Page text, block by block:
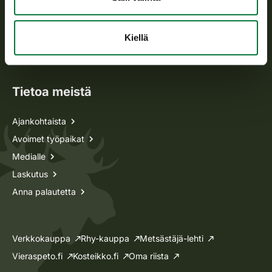
Kiellä
Metsästyskortti-asiat
Lupa-asiat
Tietoa meistä
Ajankohtaista
Avoimet työpaikat
Medialle
Laskutus
Anna palautetta
Verkkokauppa Rhy-kauppa
Metsästäjä-lehti
Vieraspeto.fi
Kosteikko.fi Oma riista